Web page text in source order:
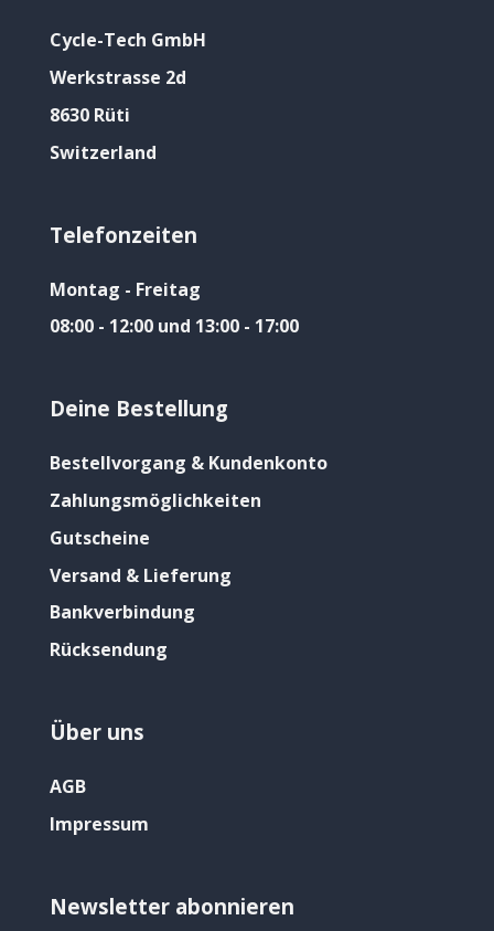
Cycle-Tech GmbH
Werkstrasse 2d
8630 Rüti
Switzerland
Telefonzeiten
Montag - Freitag
08:00 - 12:00 und 13:00 - 17:00
Deine Bestellung
Bestellvorgang & Kundenkonto
Zahlungsmöglichkeiten
Gutscheine
Versand & Lieferung
Bankverbindung
Rücksendung
Über uns
AGB
Impressum
Newsletter abonnieren